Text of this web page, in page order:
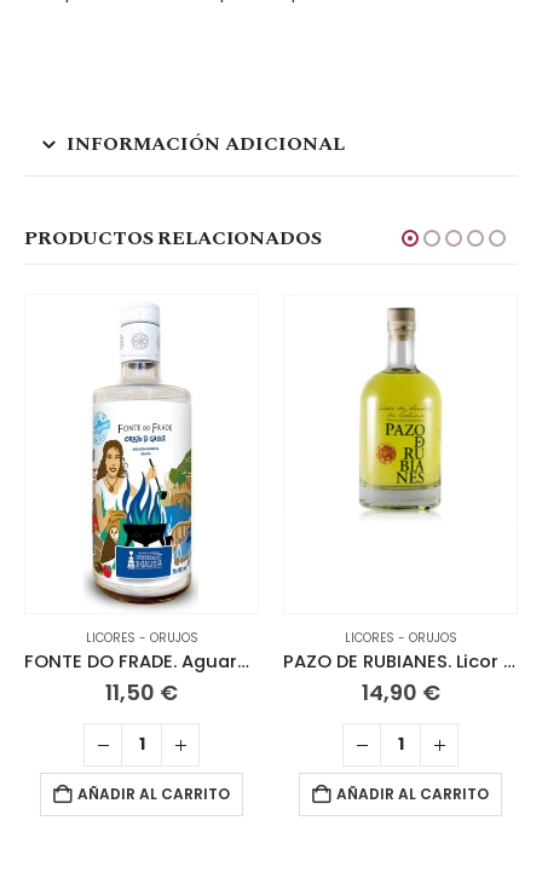
INFORMACIÓN ADICIONAL
PRODUCTOS RELACIONADOS
LICORES - ORUJOS
FONTE DO FRADE. Aguardiente de Orujo 70 CL
11,50 €
AÑADIR AL CARRITO
LICORES - ORUJOS
PAZO DE RUBIANES. Licor de Hierbas
14,90 €
AÑADIR AL CARRITO